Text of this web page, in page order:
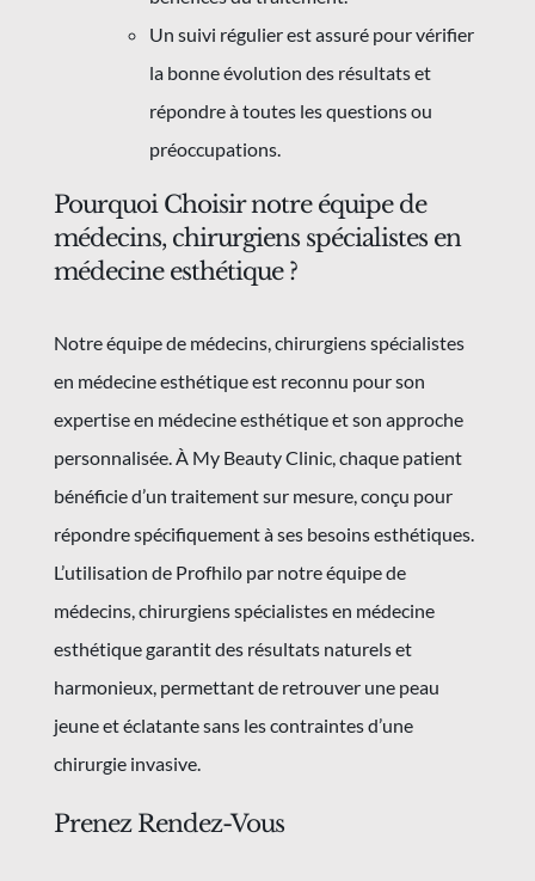
Un suivi régulier est assuré pour vérifier
la bonne évolution des résultats et
répondre à toutes les questions ou
préoccupations.
Pourquoi Choisir notre équipe de
médecins, chirurgiens spécialistes en
médecine esthétique ?
Notre équipe de médecins, chirurgiens spécialistes
en médecine esthétique est reconnu pour son
expertise en médecine esthétique et son approche
personnalisée. À My Beauty Clinic, chaque patient
bénéficie d’un traitement sur mesure, conçu pour
répondre spécifiquement à ses besoins esthétiques.
L’utilisation de Profhilo par notre équipe de
médecins, chirurgiens spécialistes en médecine
esthétique garantit des résultats naturels et
harmonieux, permettant de retrouver une peau
jeune et éclatante sans les contraintes d’une
chirurgie invasive.
Prenez Rendez-Vous